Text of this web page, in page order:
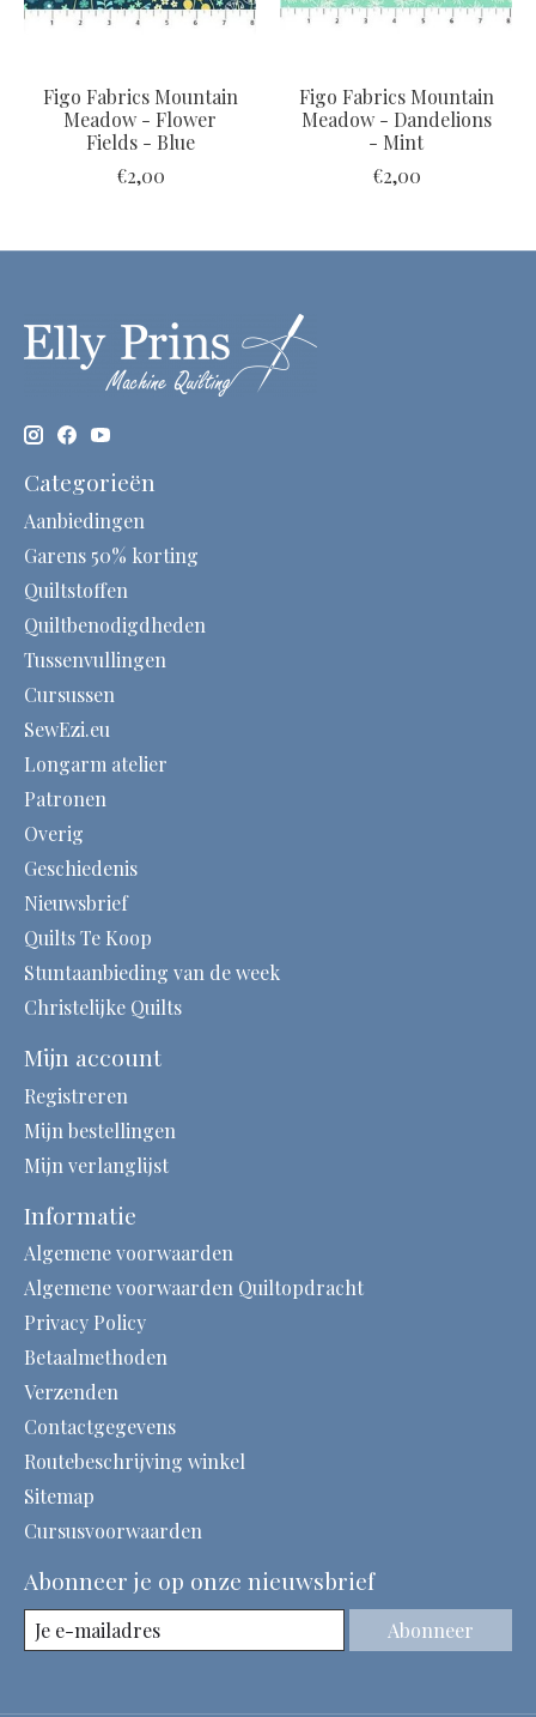
Figo Fabrics Mountain
Meadow - Flower
Fields - Blue
€2,00
Figo Fabrics Mountain
Meadow - Dandelions
- Mint
€2,00
Categorieën
Aanbiedingen
Garens 50% korting
Quiltstoffen
Quiltbenodigdheden
Tussenvullingen
Cursussen
SewEzi.eu
Longarm atelier
Patronen
Overig
Geschiedenis
Nieuwsbrief
Quilts Te Koop
Stuntaanbieding van de week
Christelijke Quilts
Mijn account
Registreren
Mijn bestellingen
Mijn verlanglijst
Informatie
Algemene voorwaarden
Algemene voorwaarden Quiltopdracht
Privacy Policy
Betaalmethoden
Verzenden
Contactgegevens
Routebeschrijving winkel
Sitemap
Cursusvoorwaarden
Abonneer je op onze nieuwsbrief
Abonneer